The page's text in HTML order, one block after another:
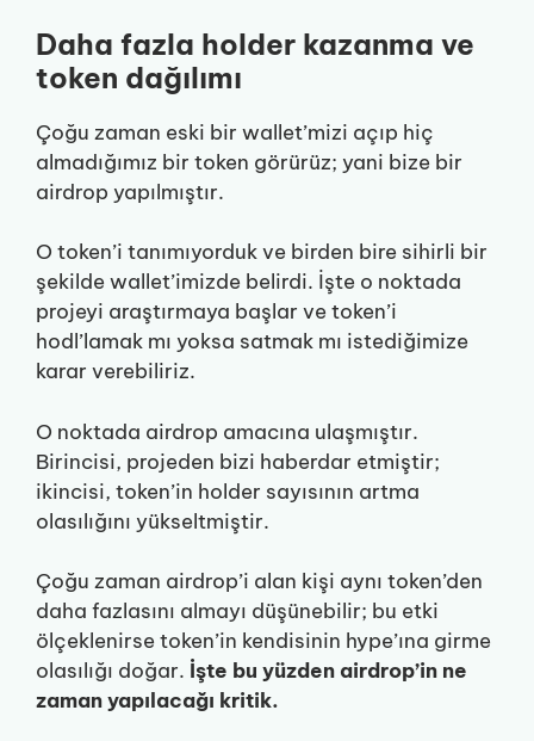
Daha fazla holder kazanma ve
token dağılımı
Çoğu zaman eski bir wallet’mizi açıp hiç
almadığımız bir token görürüz; yani bize bir
airdrop yapılmıştır.
O token’i tanımıyorduk ve birden bire sihirli bir
şekilde wallet’imizde belirdi. İşte o noktada
projeyi araştırmaya başlar ve token’i
hodl’lamak mı yoksa satmak mı istediğimize
karar verebiliriz.
O noktada airdrop amacına ulaşmıştır.
Birincisi, projeden bizi haberdar etmiştir;
ikincisi, token’in holder sayısının artma
olasılığını yükseltmiştir.
Çoğu zaman airdrop’i alan kişi aynı token’den
daha fazlasını almayı düşünebilir; bu etki
ölçeklenirse token’in kendisinin hype’ına girme
olasılığı doğar. İşte bu yüzden airdrop’in ne
zaman yapılacağı kritik.